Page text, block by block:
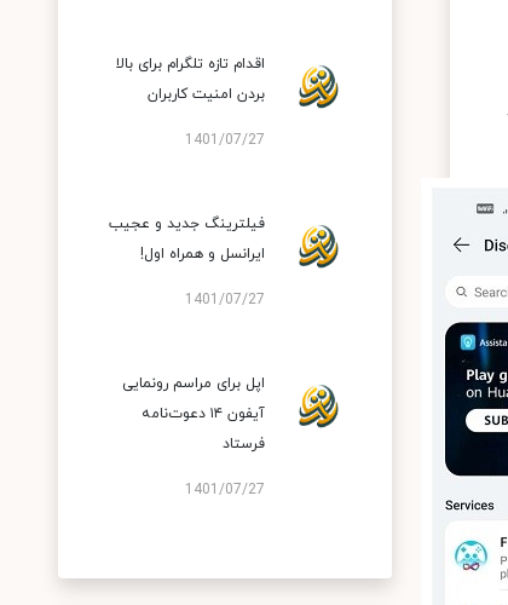
اقدام تازه تلگرام برای بالا
بردن امنیت کاربران
1401/07/27
فیلترینگ جدید و عجیب
ایرانسل و همراه اول!
1401/07/27
اپل برای مراسم رونمایی
آیفون ۱۴ دعوت‌نامه
فرستاد
1401/07/27